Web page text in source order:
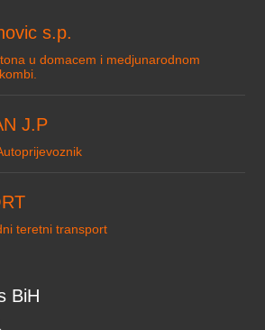
s.p.
u domacem i medjunarodnom
J.P
teretni transport
BiH